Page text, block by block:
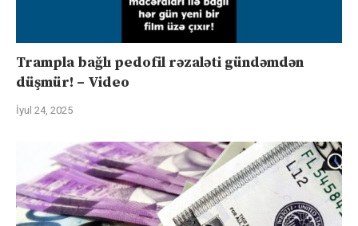
Trampla bağlı pedofil rəzaləti gündəmdən
düşmür! – Video
İyul 24, 2025